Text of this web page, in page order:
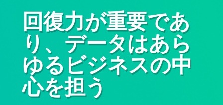
回復力が重要であ
り、データはあら
ゆるビジネスの中
心を担う